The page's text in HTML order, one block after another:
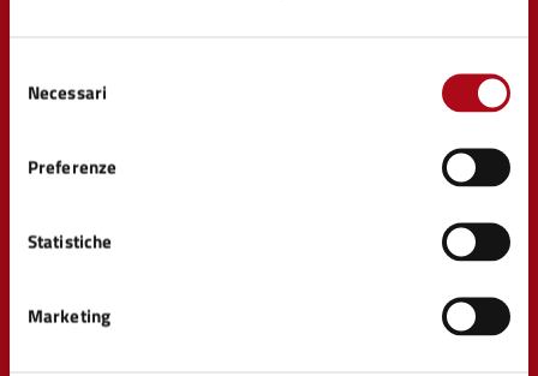
delNecessari
Preferenze
Statistiche
Marketing
Aree amministrative
Enti e fondazioni